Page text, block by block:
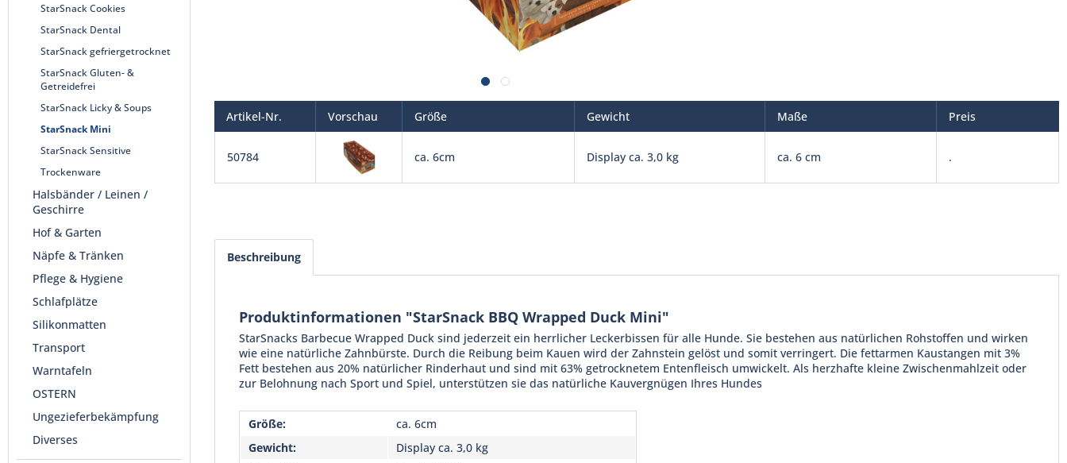
StarSnack Cookies
StarSnack Dental
StarSnack gefriergetrocknet
StarSnack Gluten- &
Getreidefrei
StarSnack Licky & Soups
StarSnack Mini
StarSnack Sensitive
Trockenware
Halsbänder / Leinen /
Geschirre
Hof & Garten
Näpfe & Tränken
Pflege & Hygiene
Schlafplätze
Silikonmatten
Transport
Warntafeln
OSTERN
Ungezieferbekämpfung
Diverses
Artikel-Nr. Vorschau Größe Gewicht Maße Preis
50784 ca. 6cm Display ca. 3,0 kg ca. 6 cm .
Beschreibung
Produktinformationen "StarSnack BBQ Wrapped Duck Mini"
StarSnacks Barbecue Wrapped Duck sind jederzeit ein herrlicher Leckerbissen für alle Hunde. Sie bestehen aus natürlichen Rohstoffen und wirken
wie eine natürliche Zahnbürste. Durch die Reibung beim Kauen wird der Zahnstein gelöst und somit verringert. Die fettarmen Kaustangen mit 3%
Fett bestehen aus 20% natürlicher Rinderhaut und sind mit 63% getrocknetem Entenfleisch umwickelt. Als herzhafte kleine Zwischenmahlzeit oder
zur Belohnung nach Sport und Spiel, unterstützen sie das natürliche Kauvergnügen Ihres Hundes
Größe:
ca. 6cm
Gewicht:
Display ca. 3,0 kg